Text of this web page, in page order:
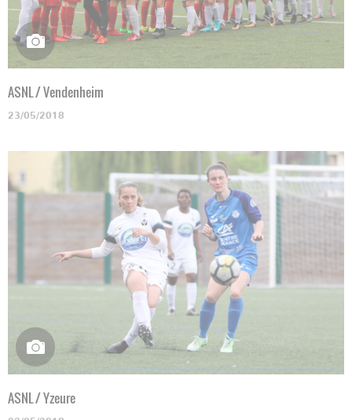
ASNL / Vendenheim
23/05/2018
ASNL / Yzeure